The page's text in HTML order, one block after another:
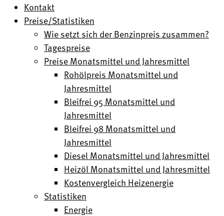
Kontakt
Preise/Statistiken
Wie setzt sich der Benzinpreis zusammen?
Tagespreise
Preise Monatsmittel und Jahresmittel
Rohölpreis Monatsmittel und
Jahresmittel
Bleifrei 95 Monatsmittel und
Jahresmittel
Bleifrei 98 Monatsmittel und
Jahresmittel
Diesel Monatsmittel und Jahresmittel
Heizöl Monatsmittel und Jahresmittel
Kostenvergleich Heizenergie
Statistiken
Energie